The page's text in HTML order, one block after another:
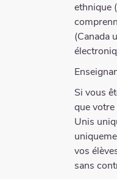
ethnique
(Canada
Si vous
que
Unis
vos
sans